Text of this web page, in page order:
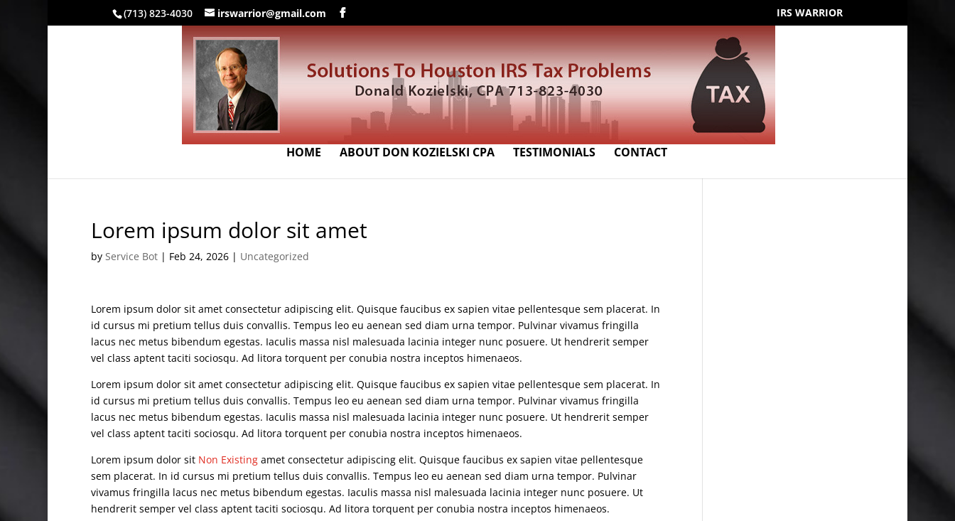
(713) 823-4030 irswarrior@gmail.com IRS WARRIOR
HOME ABOUT DON KOZIELSKI CPA TESTIMONIALS CONTACT
Lorem ipsum dolor sit amet
by Service Bot| Feb 24, 2026| Uncategorized
Lorem ipsum dolor sit amet consectetur adipiscing elit. Quisque faucibus ex sapien vitae pellentesque sem placerat. In
id cursus mi pretium tellus duis convallis. Tempus leo eu aenean sed diam urna tempor. Pulvinar vivamus fringilla
lacus nec metus bibendum egestas. Iaculis massa nisl malesuada lacinia integer nunc posuere. Ut hendrerit semper
vel class aptent taciti sociosqu. Ad litora torquent per conubia nostra inceptos himenaeos.
Lorem ipsum dolor sit amet consectetur adipiscing elit. Quisque faucibus ex sapien vitae pellentesque sem placerat. In
id cursus mi pretium tellus duis convallis. Tempus leo eu aenean sed diam urna tempor. Pulvinar vivamus fringilla
lacus nec metus bibendum egestas. Iaculis massa nisl malesuada lacinia integer nunc posuere. Ut hendrerit semper
vel class aptent taciti sociosqu. Ad litora torquent per conubia nostra inceptos himenaeos.
Lorem ipsum dolor sit Non Existingamet consectetur adipiscing elit. Quisque faucibus ex sapien vitae pellentesque
sem placerat. In id cursus mi pretium tellus duis convallis. Tempus leo eu aenean sed diam urna tempor. Pulvinar
vivamus fringilla lacus nec metus bibendum egestas. Iaculis massa nisl malesuada lacinia integer nunc posuere. Ut
hendrerit semper vel class aptent taciti sociosqu. Ad litora torquent per conubia nostra inceptos himenaeos.